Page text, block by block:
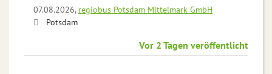
07.08.2026, regiobus Potsdam Mittelmark GmbH
Potsdam
Vor 2 Tagen veröffentlicht